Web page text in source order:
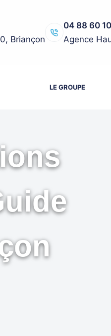
Briançon
04 88 60
Agence
LE GROUPE